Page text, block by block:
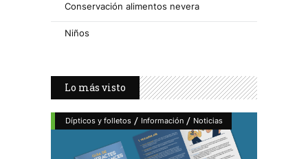
Conservación alimentos nevera
Niños
Lo más visto
Dípticos y folletos / Información / Noticias